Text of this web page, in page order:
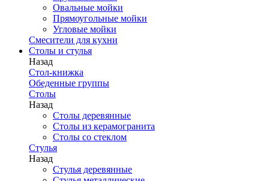
Овальные мойки
Прямоугольные мойки
Угловые мойки
Смесители для кухни
Столы и стулья
Назад
Стол-книжка
Обеденные группы
Столы
Назад
Столы деревянные
Столы из керамогранита
Столы со стеклом
Стулья
Назад
Стулья деревянные